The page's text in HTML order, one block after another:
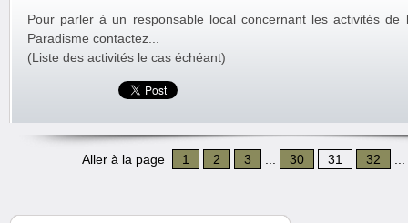
Pour parler à un responsable local concernant les activités de
Paradisme contactez...
(Liste des activités le cas échéant)
Aller à la page 1 2 3 30 31 32